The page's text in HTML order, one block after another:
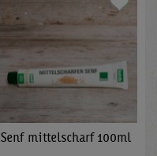
Senf mittelscharf 100ml